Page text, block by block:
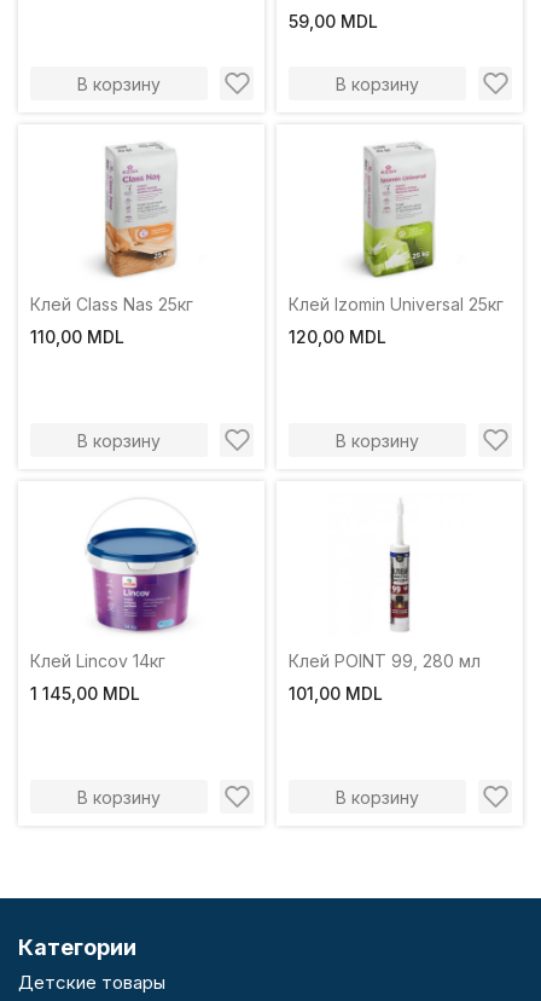
В корзину
59,00 MDL
В корзину
Клей Class Nas 25кг
110,00 MDL
В корзину
Клей Izomin Universal 25кг
120,00 MDL
В корзину
Клей Lincov 14кг
1 145,00 MDL
В корзину
Клей POINT 99, 280 мл
101,00 MDL
В корзину
Категории
Детские товары